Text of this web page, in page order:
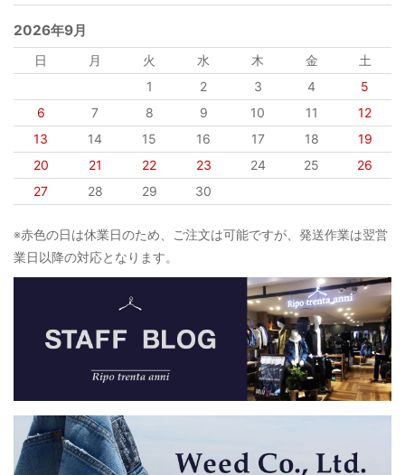
2026年9月
日 月 火 水 木 金
土
1
2 3 4
5
6
7 8 9 10 11
12
13
14 15 16 17 18
19
20
21 22 23 24 25
26
27
28 29 30
※赤色の日は休業日のため、ご注文は可能ですが、発送作業は翌営
業日以降の対応となります。